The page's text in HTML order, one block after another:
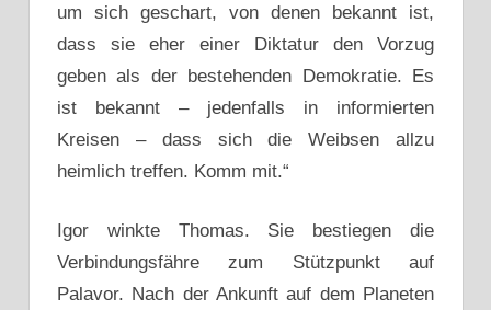
um sich geschart, von denen bekannt ist,
dass sie eher einer Diktatur den Vorzug
geben als der bestehenden Demokratie. Es
ist bekannt – jedenfalls in informierten
Kreisen – dass sich die Weibsen allzu
heimlich treffen. Komm mit.“
Igor winkte Thomas. Sie bestiegen die
Verbindungsfähre zum Stützpunkt auf
Palavor. Nach der Ankunft auf dem Planeten